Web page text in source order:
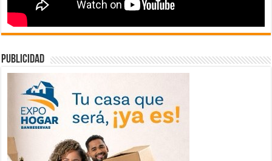
publicidad